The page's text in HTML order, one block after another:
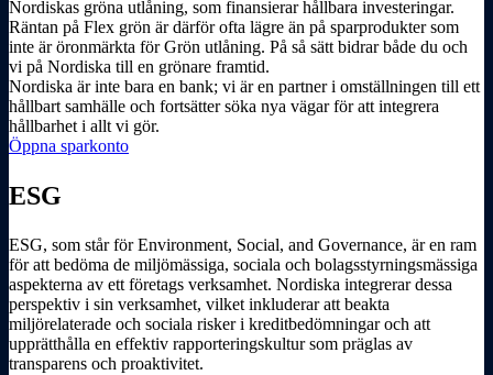
Nordiskas gröna utlåning, som finans­­ierar hållbara investeringar.
Räntan på Flex grön är därför ofta lägre än på sparprodukter som
inte är öronmärkta för Grön utlåning. På så sätt bidrar både du och
vi på Nordiska till en grönare framtid.
Nordiska är inte bara en bank; vi är en partner i omställningen till ett
hållbart samhälle och fortsätter söka nya vägar för att integrera
hållbarhet i allt vi gör.
Öppna sparkonto
ESG
ESG, som står för Environment, Social, and Governance, är en ram
för att bedöma de miljömässiga, sociala och bolags­styrningsmässiga
aspekterna av ett företags verksamhet. Nordiska integrerar dessa
perspektiv i sin verksamhet, vilket inkluderar att beakta
miljörelaterade och sociala risker i kreditbedömningar och att
upprätthålla en effektiv rapporteringskultur som präglas av
transparens och proaktivitet.